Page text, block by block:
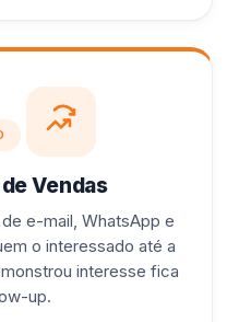
Vendas
e-mail, WhatsApp e
o interessado até a
interesse fica
up.